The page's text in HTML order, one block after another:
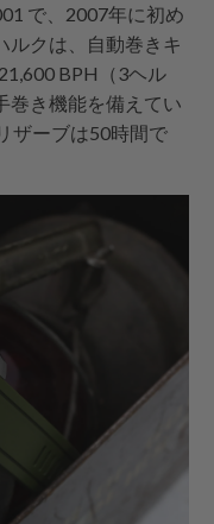
で、2007年に初め
ルクは、自動巻きキ
BPH（3ヘル
巻き機能を備えてい
ザーブは50時間で